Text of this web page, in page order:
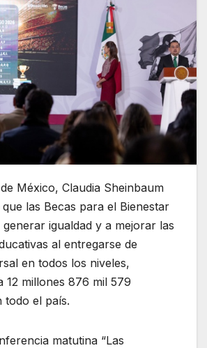
México, Claudia Sheinbaum
las Becas para el Bienestar
igualdad y a mejorar las
al entregarse de
en todos los niveles,
12 millones 876 mil 579
todo el país.
matutina “Las